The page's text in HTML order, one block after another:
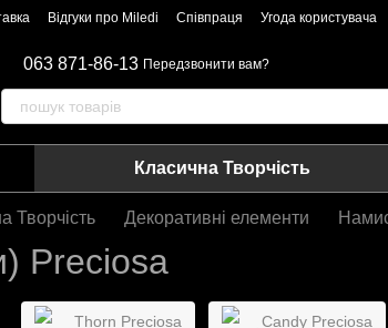
Відгуки про Miledi Співпраця Угода користувача
063 871-86-13 Передзвонити вам?
Класична Творчість
Творчість Декоративні елементи
Preciosa
Thorn Preciosa Candy Preciosa